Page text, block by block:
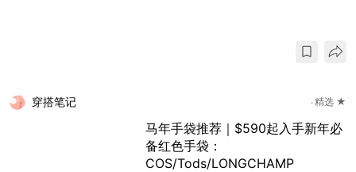
穿搭笔记 精选 ★
马年手袋推荐｜$590起入手新年必
备红色手袋：
COS/Tods/LONGCHAMP